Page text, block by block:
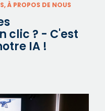
À PROPOS DE NOUS
clic ? - C'est
IA !